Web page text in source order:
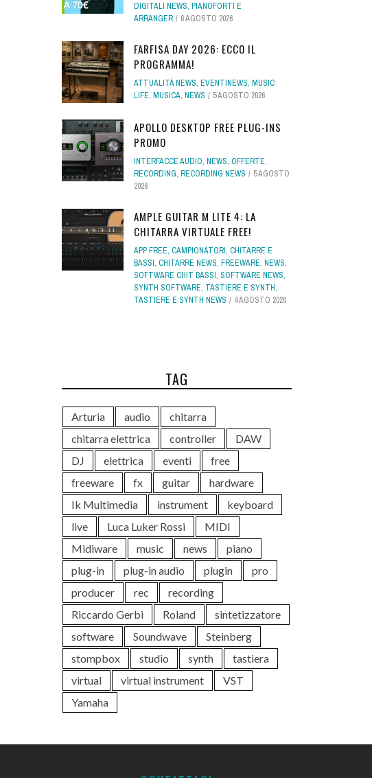
DIGITALI NEWS, PIANOFORTI E
ARRANGER
6 AGOSTO 2026
FARFISA DAY 2026: ECCO IL
PROGRAMMA!
ATTUALITÀ NEWS, EVENTINEWS, MUSIC
LIFE, MUSICA, NEWS 5 AGOSTO 2026
APOLLO DESKTOP FREE PLUG-INS
PROMO
INTERFACCE AUDIO, NEWS, OFFERTE,
RECORDING, RECORDING NEWS
5 AGOSTO
2026
AMPLE GUITAR M LITE 4: LA
CHITARRA VIRTUALE FREE!
APP FREE, CAMPIONATORI, CHITARRE E
BASSI, CHITARRE NEWS, FREEWARE, NEWS,
SOFTWARE CHIT BASSI, SOFTWARE NEWS,
SYNTH SOFTWARE, TASTIERE E SYNTH,
TASTIERE E SYNTH NEWS
4 AGOSTO 2026
TAG
Arturia audio
chitarra
chitarra elettrica
controller
DAW
DJ
elettrica eventi
free
freeware
fx guitar
hardware
Ik Multimedia
instrument
keyboard
live
Luca Luker Rossi
MIDI
Midiware
music news
piano
plug-in
plug-in audio plugin
pro
producer
rec
recording
Riccardo Gerbi
Roland
sintetizzatore
software
Soundwave
Steinberg
stompbox
studio synth
tastiera
virtual
virtual instrument
VST
Yamaha